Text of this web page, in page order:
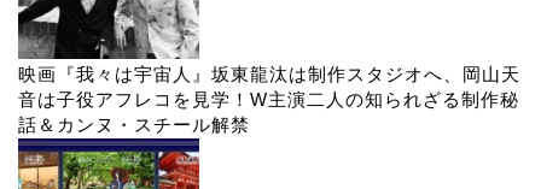
映画『我々は宇宙人』坂東龍汰は制作スタジオへ、岡山天
音は子役アフレコを見学！W主演二人の知られざる制作秘
話＆カンヌ・スチール解禁